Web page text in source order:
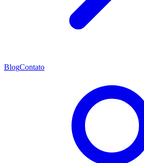
BlogContato